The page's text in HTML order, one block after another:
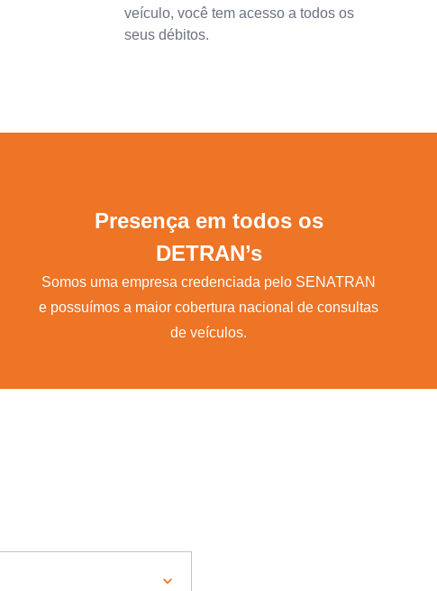
veículo, você tem acesso a todos os
seus débitos.
Presença em todos os
DETRAN’s
Somos uma empresa credenciada pelo SENATRAN
e possuímos a maior cobertura nacional de consultas
de veículos.